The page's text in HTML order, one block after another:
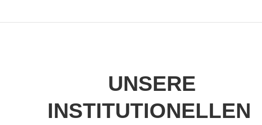
UNSERE
INSTITUTIONELLEN